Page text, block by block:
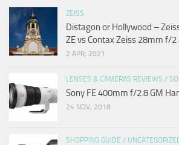
ZEISS
Distagon or Hollywood –
ZE vs Contax Zeiss 28mm f/
2 APR, 2021
LENSES & CAMERAS REVIEWS /
Sony FE 400mm f/2.8 GM
24 NOV, 2018
SHOPPING GUIDE /